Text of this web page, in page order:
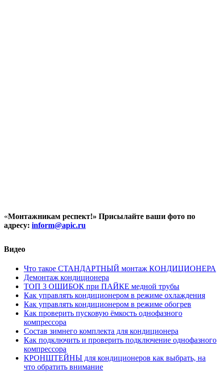
«Монтажникам респект!» Присылайте ваши фото по
адресу: inform@apic.ru
Видео
Что такое СТАНДАРТНЫЙ монтаж КОНДИЦИОНЕРА
Демонтаж кондиционера
ТОП 3 ОШИБОК при ПАЙКЕ медной трубы
Как управлять кондиционером в режиме охлаждения
Как управлять кондиционером в режиме обогрев
Как проверить пусковую ёмкость однофазного
компрессора
Состав зимнего комплекта для кондиционера
Как подключить и проверить подключение однофазного
компрессора
КРОНШТЕЙНЫ для кондиционеров как выбрать, на
что обратить внимание